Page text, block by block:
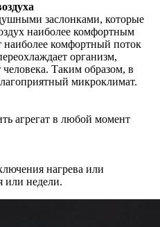
заслонками, которые
наиболее комфортным
наиболее комфортный поток
организм,
человека. Таким образом, в
микроклимат.
агрегат в любой момент
нагрева или
или недели.